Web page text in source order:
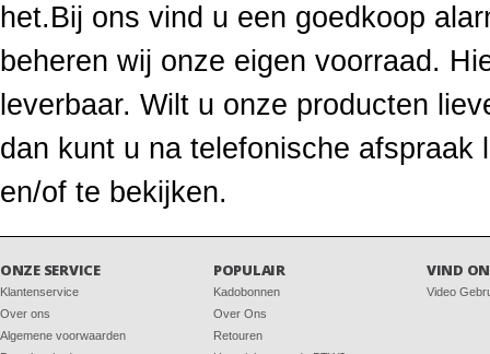
het.Bij ons vind u een goedkoop
beheren wij onze eigen voorraad.
leverbaar. Wilt u onze producten
dan kunt u na telefonische
en/of te bekijken.
ONZE SERVICE
Klantenservice
Over ons
Algemene voorwaarden
POPULAIR
Kadobonnen
Over Ons
Retouren
VIND
Video